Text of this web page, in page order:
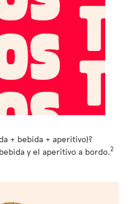
+ bebida + aperitivo)?
y el aperitivo a bordo.2